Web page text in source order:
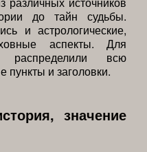
до тайн судьбы.
и астрологические,
аспекты. Для
всю
и заголовки.
значение